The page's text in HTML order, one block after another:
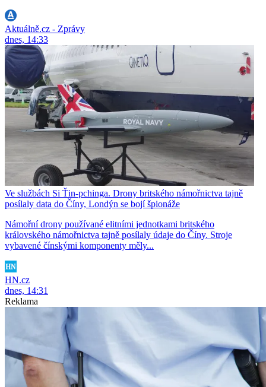
Aktuálně.cz - Zprávy
dnes, 14:33
Ve službách Si Ťin-pchinga. Drony britského námořnictva tajně
posílaly data do Číny, Londýn se bojí špionáže
Námořní drony používané elitními jednotkami britského
královského námořnictva tajně posílaly údaje do Číny. Stroje
vybavené čínskými komponenty měly...
HN.cz
dnes, 14:31
Reklama